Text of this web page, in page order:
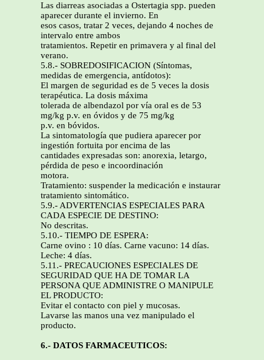
Las diarreas asociadas a Ostertagia spp. pueden
aparecer durante el invierno. En
esos casos, tratar 2 veces, dejando 4 noches de
intervalo entre ambos
tratamientos. Repetir en primavera y al final del
verano.
5.8.- SOBREDOSIFICACION (Síntomas,
medidas de emergencia, antídotos):
El margen de seguridad es de 5 veces la dosis
terapéutica. La dosis máxima
tolerada de albendazol por vía oral es de 53
mg/kg p.v. en óvidos y de 75 mg/kg
p.v. en bóvidos.
La sintomatología que pudiera aparecer por
ingestión fortuita por encima de las
cantidades expresadas son: anorexia, letargo,
pérdida de peso e incoordinación
motora.
Tratamiento: suspender la medicación e instaurar
tratamiento sintomático.
5.9.- ADVERTENCIAS ESPECIALES PARA
CADA ESPECIE DE DESTINO:
No descritas.
5.10.- TIEMPO DE ESPERA:
Carne ovino : 10 días. Carne vacuno: 14 días.
Leche: 4 días.
5.11.- PRECAUCIONES ESPECIALES DE
SEGURIDAD QUE HA DE TOMAR LA
PERSONA QUE ADMINISTRE O MANIPULE
EL PRODUCTO:
Evitar el contacto con piel y mucosas.
Lavarse las manos una vez manipulado el
producto.
6.- DATOS FARMACEUTICOS: